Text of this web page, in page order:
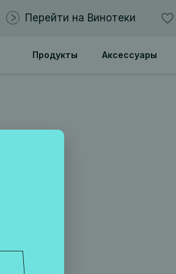
Перейти на Винотеки
Продукты Аксессуары